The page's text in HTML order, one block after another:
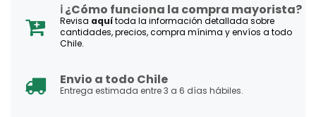
ℹ️ ¿Cómo funciona la compra mayorista?
Revisa aquítoda la información detallada sobre
cantidades, precios, compra mínima y envíos a todo
Chile.
Envio a todo Chile
Entrega estimada entre 3 a 6 días hábiles.